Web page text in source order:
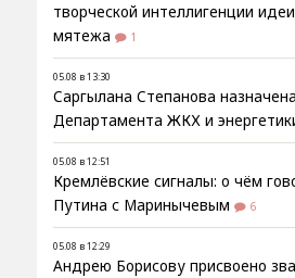
творческой интеллигенции
мятежа
1
05.08 в 13:30
Саргылана Степанова
Департамента ЖКХ и
05.08 в 12:51
Кремлёвские сигналы: о чём
Путина с Маринычевым
6
05.08 в 12:29
Андрею Борисову присвоено